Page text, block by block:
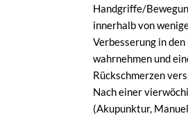
Handgriffe/
innerhalb von
Verbesserung in
wahrnehmen und
Rückschmerzen
Nach einer
(Akupunktur,